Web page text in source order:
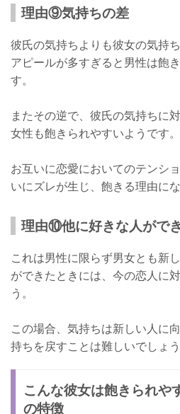
理由⑨気持ちの差
彼氏の気持ちよりも彼女の気持
アピールが多すぎると男性は飽
す。
またその逆で、彼氏の気持ちに
女性も飽きられやすいようです。
お互いに恋愛においてのテンシ
いにズレが生じ、飽きる理由に
理由⑩他に好きな人がで
これは男性に限らず男女とも新
ができたときには、今の恋人に
う。
この場合、気持ちは新しい人に
持ちを戻すことは難しいでしょう
こんな彼女は飽きられや
の特徴